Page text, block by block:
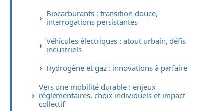
Biocarburants : transition douce,
interrogations persistantes
Véhicules électriques : atout urbain, défis
industriels
Hydrogène et gaz : innovations à parfaire
Vers une mobilité durable : enjeux
réglementaires, choix individuels et impact
collectif